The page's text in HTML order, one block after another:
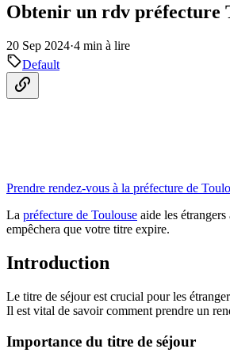
Obtenir un rdv préfecture
20 Sep 2024·4 min à lire
Default
Prendre rendez-vous à la préfecture de
La préfecture de Toulouse aide les
empêchera que votre titre expire.
Introduction
Le titre de séjour est crucial pour les
Il est vital de savoir comment prendre un
Importance du titre de séjour